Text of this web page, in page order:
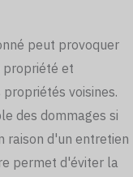
peut provoquer
propriété et
voisines.
des dommages si
raison d'un entretien
permet d'éviter la